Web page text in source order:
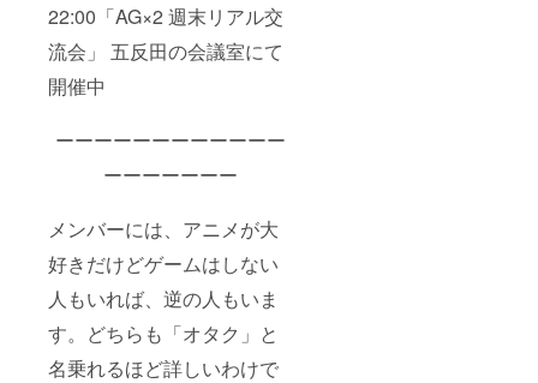
22:00「AG×2 週末リアル交
流会」 五反田の会議室にて
開催中
ーーーーーーーーーーーー
ーーーーーーー
メンバーには、アニメが大
好きだけどゲームはしない
人もいれば、逆の人もいま
す。どちらも「オタク」と
名乗れるほど詳しいわけで